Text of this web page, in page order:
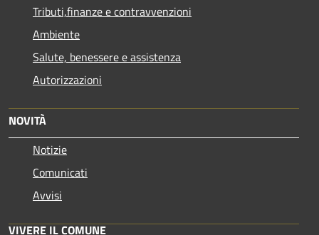
Tributi,finanze e contravvenzioni
Ambiente
Salute, benessere e assistenza
Autorizzazioni
NOVITÀ
Notizie
Comunicati
Avvisi
VIVERE IL COMUNE